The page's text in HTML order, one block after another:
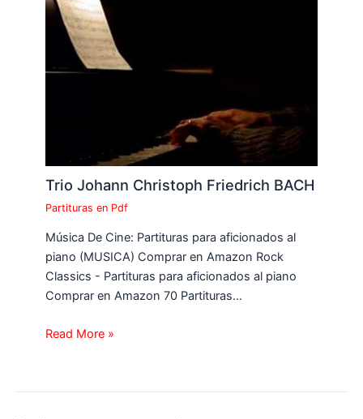
Trio Johann Christoph Friedrich BACH
Partituras en Pdf
Música De Cine: Partituras para aficionados al
piano (MUSICA) Comprar en Amazon Rock
Classics - Partituras para aficionados al piano
Comprar en Amazon 70 Partituras…
Read More »